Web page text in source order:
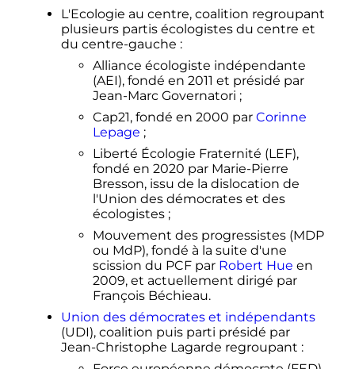
L'Ecologie au centre, coalition regroupant
plusieurs partis écologistes du centre et
du centre-gauche :
Alliance écologiste indépendante
(AEI), fondé en 2011 et présidé par
Jean-Marc Governatori ;
Cap21, fondé en 2000 par Corinne
Lepage ;
Liberté Écologie Fraternité (LEF),
fondé en 2020 par Marie-Pierre
Bresson, issu de la dislocation de
l'Union des démocrates et des
écologistes ;
Mouvement des progressistes (MDP
ou MdP), fondé à la suite d'une
scission du PCF par Robert Hue en
2009, et actuellement dirigé par
François Béchieau.
Union des démocrates et indépendants
(UDI), coalition puis parti présidé par
Jean-Christophe Lagarde regroupant :